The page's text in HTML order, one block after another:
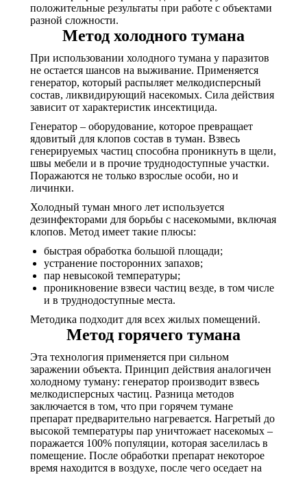
положительные результаты при работе с объектами
разной сложности.
Метод холодного тумана
При использовании холодного тумана у паразитов
не остается шансов на выживание. Применяется
генератор, который распыляет мелкодисперсный
состав, ликвидирующий насекомых. Сила действия
зависит от характеристик инсектицида.
Генератор – оборудование, которое превращает
ядовитый для клопов состав в туман. Взвесь
генерируемых частиц способна проникнуть в щели,
швы мебели и в прочие труднодоступные участки.
Поражаются не только взрослые особи, но и
личинки.
Холодный туман много лет используется
дезинфекторами для борьбы с насекомыми, включая
клопов. Метод имеет такие плюсы:
быстрая обработка большой площади;
устранение посторонних запахов;
пар невысокой температуры;
проникновение взвеси частиц везде, в том числе
и в труднодоступные места.
Методика подходит для всех жилых помещений.
Метод горячего тумана
Эта технология применяется при сильном
заражении объекта. Принцип действия аналогичен
холодному туману: генератор производит взвесь
мелкодисперсных частиц. Разница методов
заключается в том, что при горячем тумане
препарат предварительно нагревается. Нагретый до
высокой температуры пар уничтожает насекомых –
поражается 100% популяции, которая заселилась в
помещение. После обработки препарат некоторое
время находится в воздухе, после чего оседает на